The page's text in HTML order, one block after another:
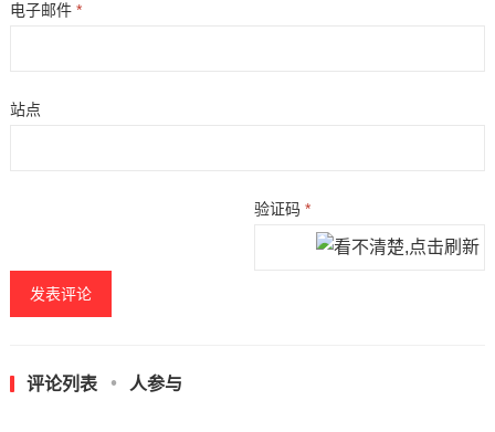
电子邮件 *
站点
验证码*
评论列表 人参与